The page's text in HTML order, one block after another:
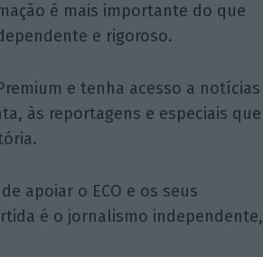
é mais importante do que
e rigoroso.
e tenha acesso a notícias
às reportagens e especiais que
apoiar o ECO e os seus
é o jornalismo independente,